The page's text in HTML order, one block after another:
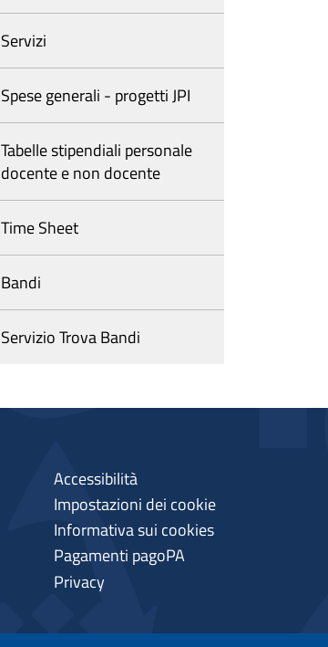
Servizi
Spese generali - progetti JPI
Tabelle stipendiali personale
docente e non docente
Time Sheet
Bandi
Servizio Trova Bandi
Accessibilità
Impostazioni dei cookie
Informativa sui cookies
Pagamenti pagoPA
Privacy